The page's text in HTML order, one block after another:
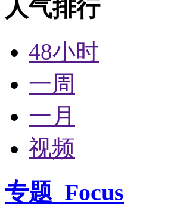
人气排行
48小时
一周
一月
视频
专题 Focus